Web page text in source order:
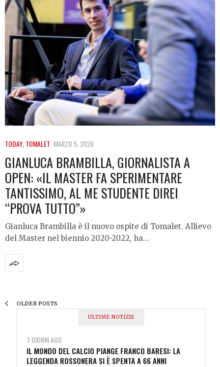
TODAY,TOMALET MARZO 5, 2026
GIANLUCA BRAMBILLA, GIORNALISTA A
OPEN: «IL MASTER FA SPERIMENTARE
TANTISSIMO, AL ME STUDENTE DIREI
“PROVA TUTTO”»
Gianluca Brambilla è il nuovo ospite di Tomalet. Allievo
del Master nel biennio 2020-2022, ha…
OLDER POSTS
ULTIME NOTIZIE
7 GIORNI AGO
IL MONDO DEL CALCIO PIANGE FRANCO BARESI: LA
LEGGENDA ROSSONERA SI È SPENTA A 66 ANNI